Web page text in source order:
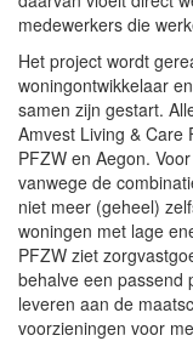
medewerkers die
Het project wordt
woningontwikkelaar
samen zijn gestart.
Amvest Living & Care
PFZW en Aegon.
vanwege de
niet meer (geheel)
woningen met lage
PFZW ziet
behalve een passend
leveren aan de
voorzieningen voor